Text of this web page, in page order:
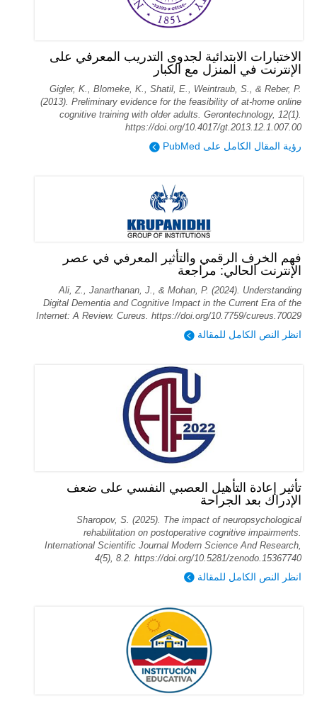
الاختبارات الابتدائية لجدوى التدريب المعرفي على
الإنترنت في المنزل مع الكبار
Gigler, K., Blomeke, K., Shatil, E., Weintraub, S., & Reber, P.
(2013). Preliminary evidence for the feasibility of at-home online
cognitive training with older adults. Gerontechnology, 12(1).
https://doi.org/10.4017/gt.2013.12.1.007.00
رؤية المقال الكامل على PubMed
فهم الخرف الرقمي والتأثير المعرفي في عصر
الإنترنت الحالي: مراجعة
Ali, Z., Janarthanan, J., & Mohan, P. (2024). Understanding
Digital Dementia and Cognitive Impact in the Current Era of the
Internet: A Review. Cureus. https://doi.org/10.7759/cureus.70029
انظر النص الكامل للمقالة
تأثير إعادة التأهيل العصبي النفسي على ضعف
الإدراك بعد الجراحة
Sharopov, S. (2025). The impact of neuropsychological
rehabilitation on postoperative cognitive impairments.
International Scientific Journal Modern Science And Research,
4(5), 8.2. https://doi.org/10.5281/zenodo.15367740
انظر النص الكامل للمقالة